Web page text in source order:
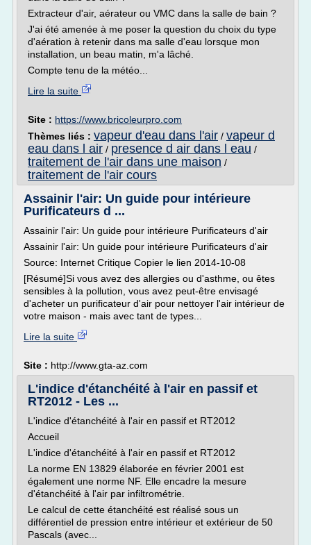
Extracteur d'air, aérateur ou VMC dans la salle de bain ?
J'ai été amenée à me poser la question du choix du type
d'aération à retenir dans ma salle d'eau lorsque mon
installation, un beau matin, m'a lâché.
Compte tenu de la météo...
Lire la suite
Site : https://www.bricoleurpro.com
Thèmes liés : vapeur d'eau dans l'air / vapeur d
eau dans l air / presence d air dans l eau /
traitement de l'air dans une maison /
traitement de l'air cours
Assainir l'air: Un guide pour intérieure
Purificateurs d ...
Assainir l'air: Un guide pour intérieure Purificateurs d'air
Assainir l'air: Un guide pour intérieure Purificateurs d'air
Source: Internet Critique Copier le lien 2014-10-08
[Résumé]Si vous avez des allergies ou d'asthme, ou êtes
sensibles à la pollution, vous avez peut-être envisagé
d'acheter un purificateur d'air pour nettoyer l'air intérieur de
votre maison - mais avec tant de types...
Lire la suite
Site : http://www.gta-az.com
L'indice d'étanchéité à l'air en passif et
RT2012 - Les ...
L'indice d'étanchéité à l'air en passif et RT2012
Accueil
L'indice d'étanchéité à l'air en passif et RT2012
La norme EN 13829 élaborée en février 2001 est
également une norme NF. Elle encadre la mesure
d'étanchéité à l'air par infiltrométrie.
Le calcul de cette étanchéité est réalisé sous un
différentiel de pression entre intérieur et extérieur de 50
Pascals (avec...